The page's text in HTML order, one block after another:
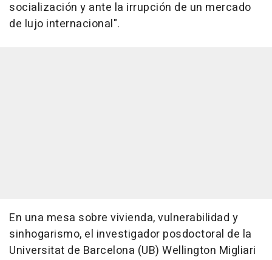
socialización y ante la irrupción de un mercado
de lujo internacional".
En una mesa sobre vivienda, vulnerabilidad y
sinhogarismo, el investigador posdoctoral de la
Universitat de Barcelona (UB) Wellington Migliari